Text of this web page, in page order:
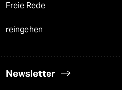
Freie Rede
reingehen
Newsletter